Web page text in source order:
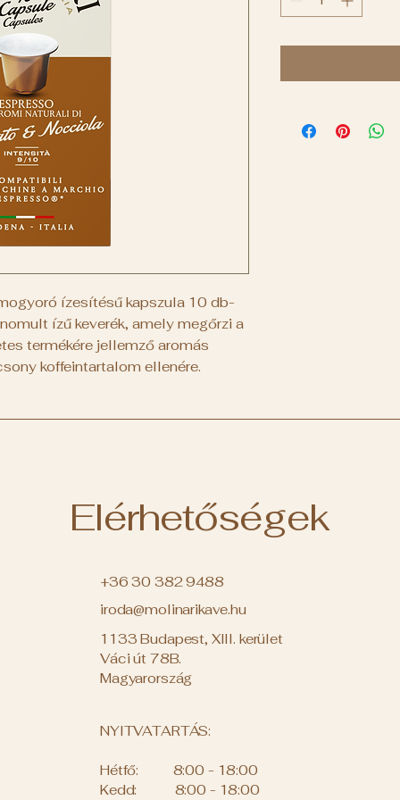
ízesítésű kapszula 10 db-
ízű keverék, amely megőrzi a
termékére jellemző aromás
koffeintartalom ellenére.
Elérhetőségek
+36 30 382 9488
iroda@molinarikave.hu
1133 Budapest, XIII. kerület
Váci út 78B.
Magyarország
NYITVATARTÁS:
Hétfő: 8:00 - 18:00
Kedd: 8:00 - 18:00